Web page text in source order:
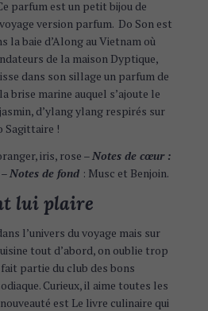
parfum est un petit bijou de
version parfum. Do Son est
la baie d’Along au Vietnam où
de la maison Dyptique,
dans son sillage un parfum de
brise marine auquel s’ajoute le
d’ylang ylang respirés sur
Sagittaire !
iris, rose –Notes de cœur :
Notes de fond : Musc et Benjoin.
lui plaire
l’univers du voyage mais sur
tout d’abord, on oublie trop
partie du club des bons
Curieux, il aime toutes les
est Le livre culinaire qui